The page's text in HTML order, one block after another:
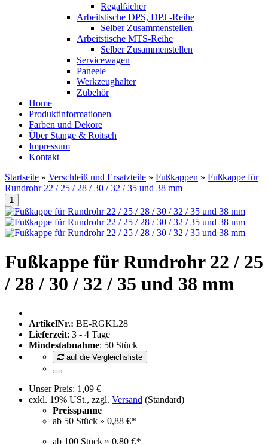
Regalfächer
Arbeitstische DPS, DPJ -Reihe
Selber Zusammenstellen
Arbeitstische MTS-Reihe
Selber Zusammenstellen
Servicewagen
Paneele
Werkzeughalter
Zubehör
Home
Produktinformationen
Farben und Dekore
Über Stange & Roitsch
Impressum
Kontakt
Startseite » Verschleiß und Ersatzteile » Fußkappen » Fußkappe für
Rundrohr 22 / 25 / 28 / 30 / 32 / 35 und 38 mm
Fußkappe für Rundrohr 22 / 25
/ 28 / 30 / 32 / 35 und 38 mm
ArtikelNr.: BE-RGKL28
Lieferzeit: 3 - 4 Tage
Mindestabnahme: 50 Stück
auf die Vergleichsliste
Unser Preis: 1,09 €
exkl. 19% USt., zzgl. Versand (Standard)
Preisspanne
ab 50 Stück » 0,88 €*
ab 100 Stück » 0,80 €*